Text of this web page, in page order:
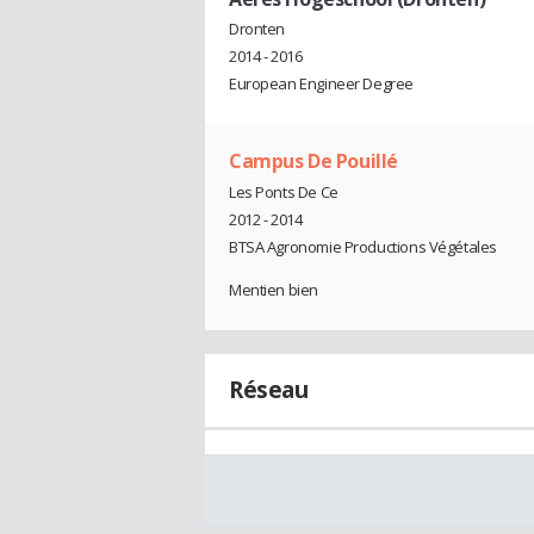
Dronten
2014 - 2016
European Engineer Degree
Campus De Pouillé
Les Ponts De Ce
2012 - 2014
BTSA Agronomie Productions Végétales
Mentien bien
Réseau